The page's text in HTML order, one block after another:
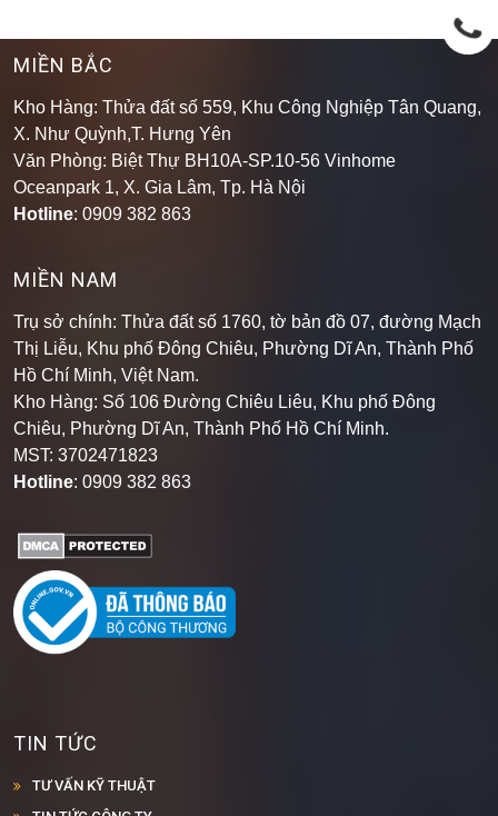
MIỀN BẮC
Kho Hàng: Thửa đất số 559, Khu Công Nghiệp Tân Quang,
X. Như Quỳnh,T. Hưng Yên
Văn Phòng: Biệt Thự BH10A-SP.10-56 Vinhome
Oceanpark 1, X. Gia Lâm, Tp. Hà Nội
Hotline: 0909 382 863
MIỀN NAM
Trụ sở chính: Thửa đất số 1760, tờ bản đồ 07, đường Mạch
Thị Liễu, Khu phố Đông Chiêu, Phường Dĩ An, Thành Phố
Hồ Chí Minh, Việt Nam.
Kho Hàng: Số 106 Đường Chiêu Liêu, Khu phố Đông
Chiêu, Phường Dĩ An, Thành Phố Hồ Chí Minh.
MST: 3702471823
Hotline: 0909 382 863
TIN TỨC
TƯ VẤN KỸ THUẬT